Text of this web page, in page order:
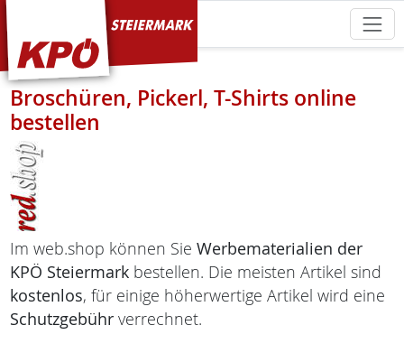
KPÖ Steiermark
Broschüren, Pickerl, T-Shirts online
bestellen
Im web.shop können Sie Werbematerialien der
KPÖ Steiermarkbestellen. Die meisten Artikel sind
kostenlos, für einige höherwertige Artikel wird eine
Schutzgebührverrechnet.